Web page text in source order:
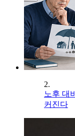
2.
노후 대
커진다